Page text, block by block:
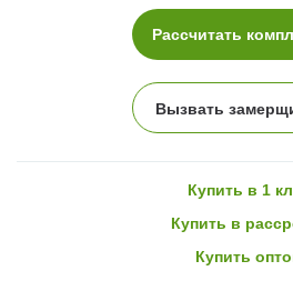
Рассчитать
Вызвать
Купить в 1
Купить в
Купить